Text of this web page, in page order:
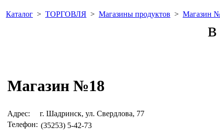
Каталог > ТОРГОВЛЯ > Магазины продуктов > Магазин
Магазин №18
Адрес:
г. Шадринск, ул. Свердлова, 77
Телефон: (35253) 5-42-73